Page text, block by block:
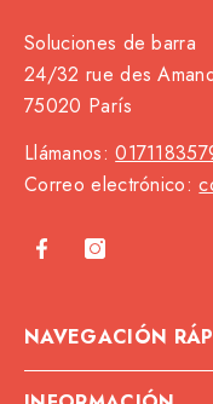
Soluciones de barra
24/32 rue des
75020 París
Llámanos:
Correo electrónico:
NAVEGACIÓN